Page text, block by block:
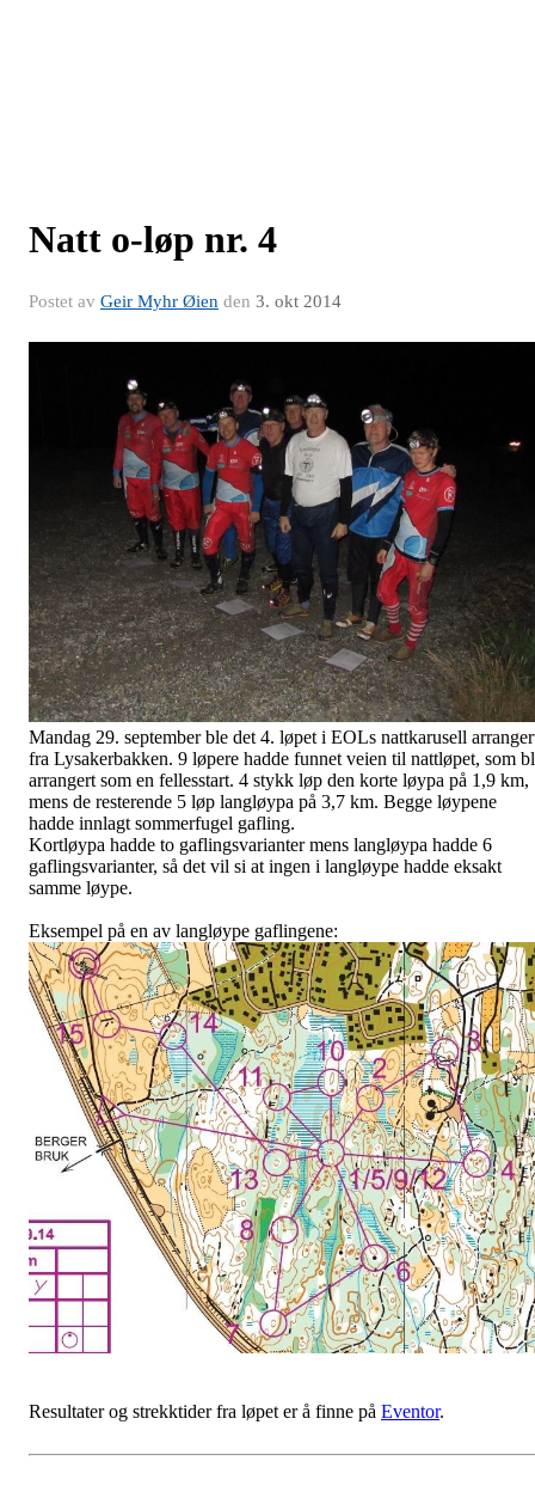
Natt o-løp nr. 4
Postet av Geir Myhr Øien den 3. okt 2014
Mandag 29. september ble det 4. løpet i EOLs nattkarusell
fra Lysakerbakken. 9 løpere hadde funnet veien til nattløpet, som
arrangert som en fellesstart. 4 stykk løp den korte løypa på 1,9 km,
mens de resterende 5 løp langløypa på 3,7 km. Begge løypene
hadde innlagt sommerfugel gafling.
Kortløypa hadde to gaflingsvarianter mens langløypa hadde 6
gaflingsvarianter, så det vil si at ingen i langløype hadde eksakt
samme løype.
Eksempel på en av langløype gaflingene:
Resultater og strekktider fra løpet er å finne på Eventor.